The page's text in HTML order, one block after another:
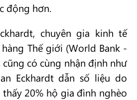
động hơn.
chuyên gia kinh tế
Thế giới (World Bank -
có cùng nhận định như
Eckhardt dẫn số liệu do
20% hộ gia đình nghèo